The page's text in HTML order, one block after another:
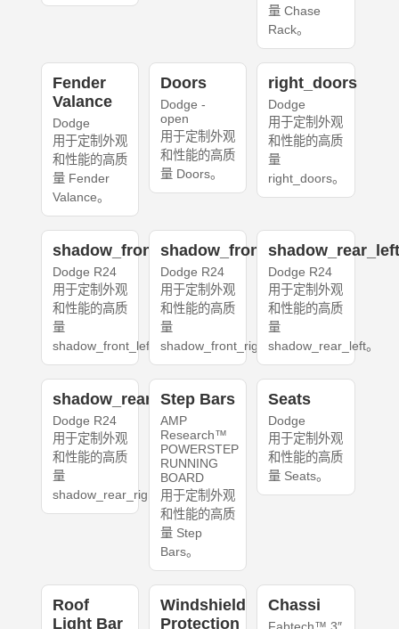
量 Chase
Rack。
Fender
Valance
Dodge
用于定制外观
和性能的高质
量 Fender
Valance。
Doors
Dodge -
open
用于定制外观
和性能的高质
量 Doors。
right_doors
Dodge
用于定制外观
和性能的高质
量
right_doors。
shadow_front_left
Dodge R24
用于定制外观
和性能的高质
量
shadow_front_left。
shadow_front_right
Dodge R24
用于定制外观
和性能的高质
量
shadow_front_right。
Dodge R24
用于定制外观
和性能的高质
量
shadow_rear_left。
shadow_rear_right
Dodge R24
用于定制外观
和性能的高质
量
shadow_rear_right。
Step Bars
AMP
Research™
POWERSTEP
RUNNING
BOARD
用于定制外观
和性能的高质
量 Step
Bars。
Seats
Dodge
用于定制外观
和性能的高质
量 Seats。
Roof
Light Bar
Windshield
Protection
Chassi